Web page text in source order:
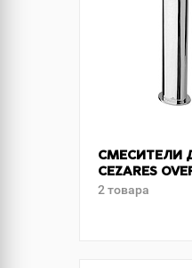
СМЕСИТЕЛИ
CEZARES
2 товара